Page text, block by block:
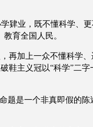
肄业，既不懂科学、
育全国人民。
，再加上一众不懂科
鞋主义冠以“科学”二
题是一个非真即假的陈